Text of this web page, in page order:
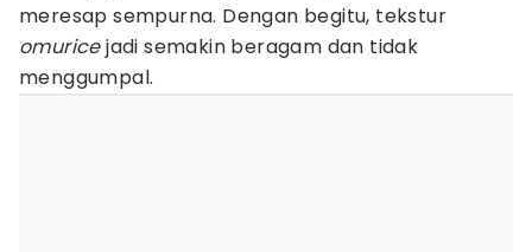
meresap sempurna. Dengan begitu, tekstur
omuricejadi semakin beragam dan tidak
menggumpal.